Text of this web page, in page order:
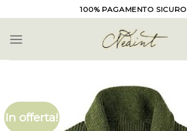
to
content
100% PAGAMENTO SICURO
In offerta!